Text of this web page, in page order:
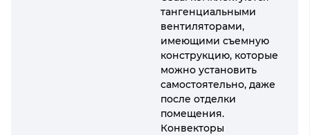
тангенциальными
вентиляторами,
имеющими съемную
конструкцию, которые
можно установить
самостоятельно, даже
после отделки
помещения.
Конвекторы